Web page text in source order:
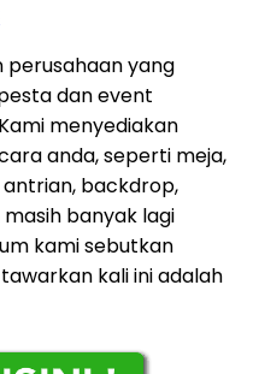
perusahaan yang
dan event
menyediakan
anda, seperti meja,
antrian, backdrop,
banyak lagi
kami sebutkan
kali ini adalah